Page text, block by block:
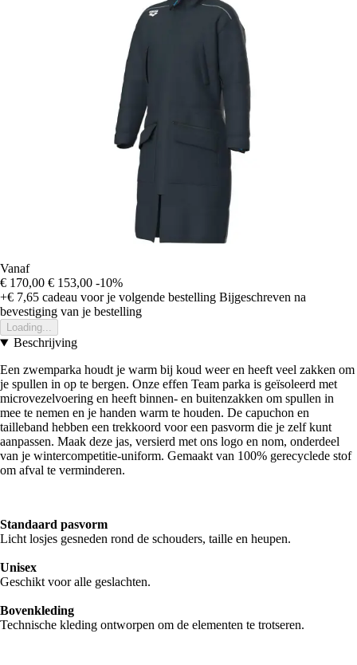
Vanaf
€ 170,00 € 153,00 -10%
+€ 7,65 cadeau voor je volgende bestelling Bijgeschreven na
bevestiging van je bestelling
Loading...
Beschrijving
Een zwemparka houdt je warm bij koud weer en heeft veel zakken om
je spullen in op te bergen. Onze effen Team parka is geïsoleerd met
microvezelvoering en heeft binnen- en buitenzakken om spullen in
mee te nemen en je handen warm te houden. De capuchon en
tailleband hebben een trekkoord voor een pasvorm die je zelf kunt
aanpassen. Maak deze jas, versierd met ons logo en nom, onderdeel
van je wintercompetitie-uniform. Gemaakt van 100% gerecyclede stof
om afval te verminderen.
Standaard pasvorm
Licht losjes gesneden rond de schouders, taille en heupen.
Unisex
Geschikt voor alle geslachten.
Bovenkleding
Technische kleding ontworpen om de elementen te trotseren.